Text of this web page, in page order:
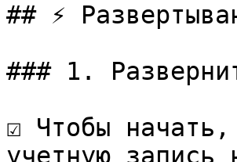
## ⚡
### 1.
☑️ Чтобы
учетную запись